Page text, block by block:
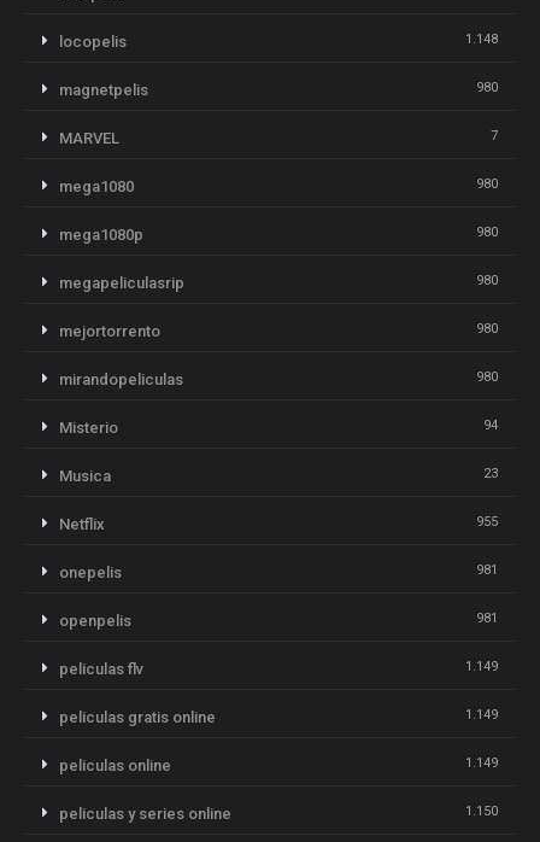
locopelis 1.148
magnetpelis 980
MARVEL 7
mega1080 980
mega1080p 980
megapeliculasrip 980
mejortorrento 980
mirandopeliculas 980
Misterio 94
Musica 23
Netflix 955
onepelis 981
openpelis 981
peliculas flv 1.149
peliculas gratis online 1.149
peliculas online 1.149
peliculas y series online 1.150